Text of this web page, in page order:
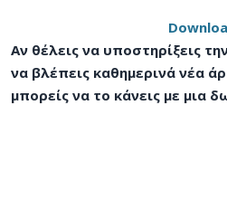
Αν θέλεις να υποστηρίξεις
να βλέπεις καθημερινά νέα
μπορείς να το κάνεις με μια